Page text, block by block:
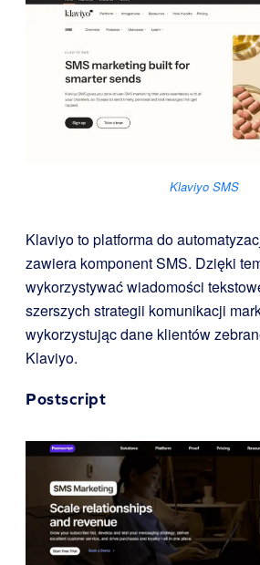
Klaviyo SMS
Klaviyo to platforma do
zawiera komponent SMS. Dzięki
wykorzystywać wiadomości
szerszych strategii komunikacji
wykorzystując dane klientów
Klaviyo.
Postscript